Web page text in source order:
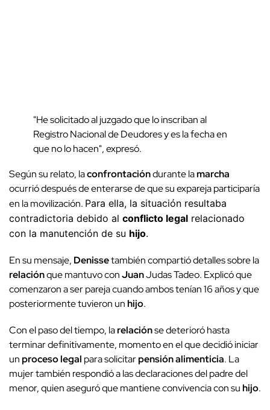
"He solicitado al juzgado que lo inscriban al
Registro Nacional de Deudores y es la fecha en
que no lo hacen", expresó.
Según su relato, laconfrontacióndurante lamarcha
ocurrió después de enterarse de que su expareja participaría
en la movilización. Para ella, la situación resultaba
contradictoria debido al conflicto legal relacionado
con la manutención de su hijo.
En su mensaje, Denissetambién compartió detalles sobre la
relaciónque mantuvo conJuanJudas Tadeo. Explicó que
comenzaron a ser pareja cuando ambos tenían 16 años y que
posteriormente tuvieron unhijo.
Con el paso del tiempo, larelaciónse deterioró hasta
terminar definitivamente, momento en el que decidió iniciar
unproceso legal para solicitarpensión alimenticia. La
mujer también respondió a las declaraciones del padre del
menor, quien aseguró que mantiene convivencia con suhijo.